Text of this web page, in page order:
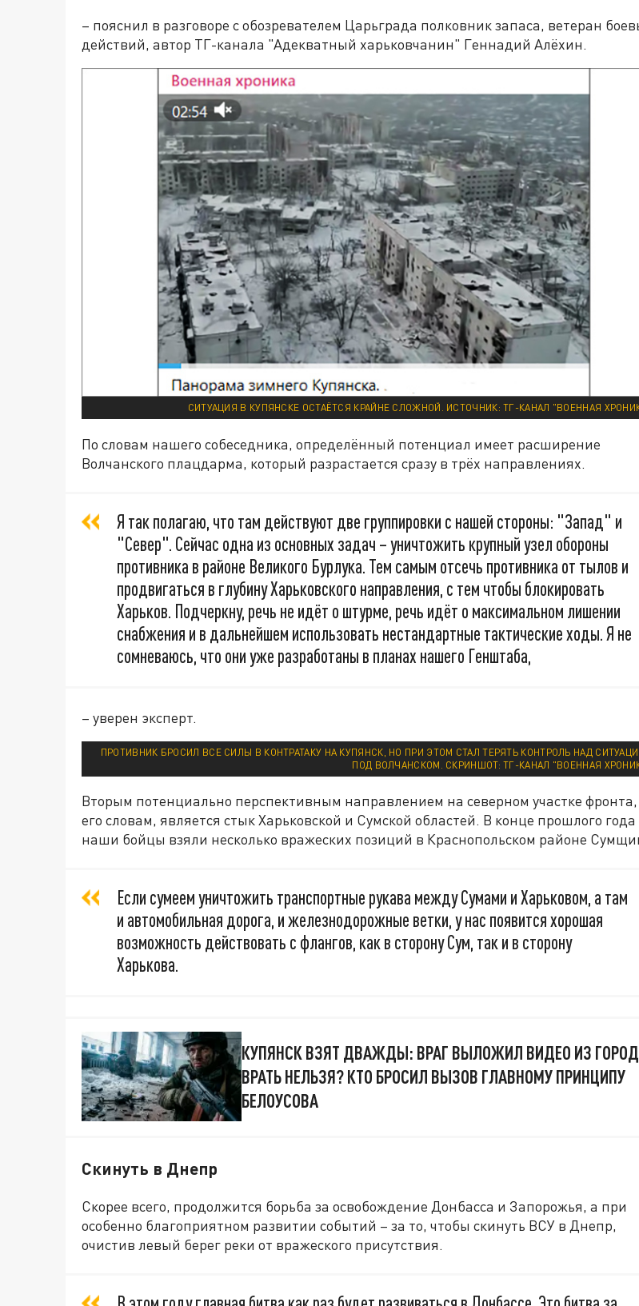
– пояснил в разговоре с обозревателем Царьграда полковник запаса, ветеран
действий, автор ТГ-канала "Адекватный харьковчанин" Геннадий Алёхин.
СИТУАЦИЯ В КУПЯНСКЕ ОСТАЁТСЯ КРАЙНЕ СЛОЖНОЙ. ИСТОЧНИК: ТГ-КАНАЛ "ВОЕННАЯ
По словам нашего собеседника, определённый потенциал имеет расширение
Волчанского плацдарма, который разрастается сразу в трёх направлениях.
Я так полагаю, что там действуют две группировки с нашей стороны: "Запад" и
"Север". Сейчас одна из основных задач – уничтожить крупный узел обороны
противника в районе Великого Бурлука. Тем самым отсечь противника от тылов и
продвигаться в глубину Харьковского направления, с тем чтобы блокировать
Харьков. Подчеркну, речь не идёт о штурме, речь идёт о максимальном лишении
снабжения и в дальнейшем использовать нестандартные тактические ходы. Я не
сомневаюсь, что они уже разработаны в планах нашего Генштаба,
– уверен эксперт.
ПРОТИВНИК БРОСИЛ ВСЕ СИЛЫ В КОНТРАТАКУ НА КУПЯНСК, НО ПРИ ЭТОМ СТАЛ ТЕРЯТЬ КОНТРОЛЬ НАД
ПОД ВОЛЧАНСКОМ. СКРИНШОТ: ТГ-КАНАЛ "ВОЕННАЯ
Вторым потенциально перспективным направлением на северном участке
его словам, является стык Харьковской и Сумской областей. В конце прошлого года
наши бойцы взяли несколько вражеских позиций в Краснопольском районе
Если сумеем уничтожить транспортные рукава между Сумами и Харьковом, а там
и автомобильная дорога, и железнодорожные ветки, у нас появится хорошая
возможность действовать с флангов, как в сторону Сум, так и в сторону
Харькова.
КУПЯНСК ВЗЯТ ДВАЖДЫ: ВРАГ ВЫЛОЖИЛ ВИДЕО ИЗ
ВРАТЬ НЕЛЬЗЯ? КТО БРОСИЛ ВЫЗОВ ГЛАВНОМУ ПРИНЦИПУ
БЕЛОУСОВА
Скинуть в Днепр
Скорее всего, продолжится борьба за освобождение Донбасса и Запорожья, а при
особенно благоприятном развитии событий – за то, чтобы скинуть ВСУ в Днепр,
очистив левый берег реки от вражеского присутствия.